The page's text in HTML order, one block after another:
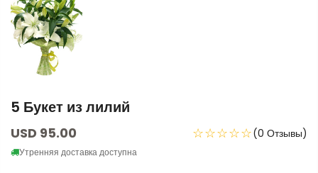
5 Букет из лилий
USD 95.00
Утренняя доставка доступна
☆☆☆☆☆(0 Отзывы)